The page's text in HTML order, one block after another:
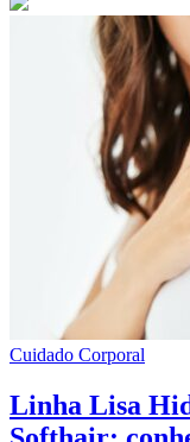
Cuidado Corporal
Linha Lisa